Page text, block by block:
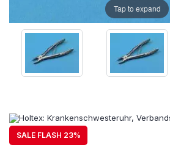
SALE FLASH 23%
Tap to expand